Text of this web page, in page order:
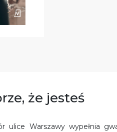
że jesteś
ulice Warszawy wypełnia